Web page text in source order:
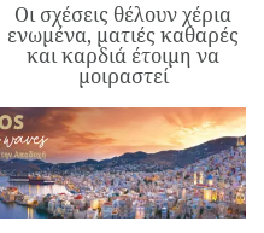
Οι σχέσεις θέλουν χέρια
ενωμένα, ματιές καθαρές
και καρδιά έτοιμη να
μοιραστεί